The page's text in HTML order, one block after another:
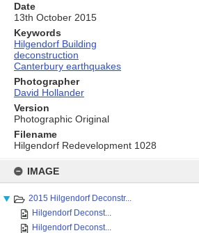
content
IMAGE
2015 Hilgendorf Deconstr...
Hilgendorf Deconst...
Hilgendorf Deconst...
Date
13th October 2015
Keywords
Hilgendorf Building
deconstruction
Canterbury earthquakes
Photographer
David Hollander
Version
Photographic Original
Filename
Hilgendorf Redevelopment 1028